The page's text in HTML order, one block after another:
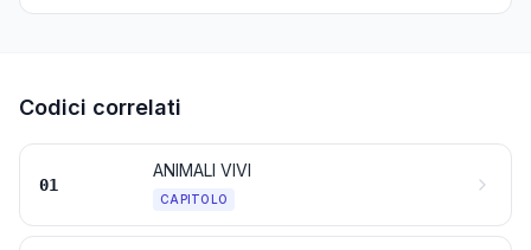
Codici correlati
01
ANIMALI VIVI
CAPITOLO